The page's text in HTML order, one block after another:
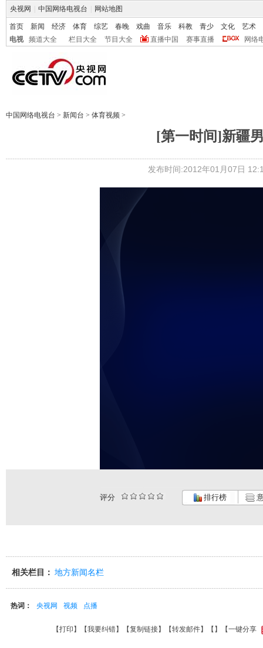
央视网 中国网络电视台 网站地图
首页 新闻 经济 体育 综艺 春晚 戏曲 音乐 科教 青少 文化
艺术
电视
频道大全 栏目大全 节目大全 直播中国 赛事直播 网络
中国网络电视台 > 新闻台 > 体育视频 >
[第一时间]新疆
发布时间:2012年01月07日
评分 排行榜
相关栏目： 地方新闻名栏
热词： 央视网 视频 点播
【打印 】【我要纠错】【复制链接】【转发邮件】【 】 【一键分享